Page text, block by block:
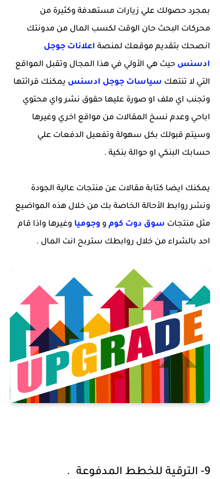
بمجرد حصولك علي زيارات مستهدفة وكثيرة من
محركات البحث حان الوقت لكسب المال من مدونتك
انصحك بتقديم موقعك لمنصة اعلانات جوجل
ادسنس حيث هي الأولي في هذا المجال وتقبل المواقع
التي لا تنتهك سياسات جوجل ادسنس يمكنك قرائتها
وتجنب اي ملف او صورة عليها حقوق نشر واي محتوي
اباحي وعدم نسخ المقالات من مواقع اخري وغيرها
وسيتم قبولك بكل سهولة وتفعيل الدفعات علي
حسابك البنكي او حوالة بنكية .
يمكنك ايضا كتابة مقالات عن منتجات عالية الجودة
ونشر روابط الأحالة الخاصة بك من خلال هذه المواضيع
مثل منتجات سوق دوت كوم و وجوميا وغيرها واذا قام
احد بالشراء من خلال روابطك ستربح انت المال .
9- الترقية للخطط المدفوعة .